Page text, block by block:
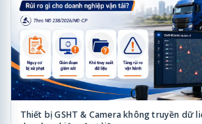
Thiết bị GSHT & Camera không truyền dữ